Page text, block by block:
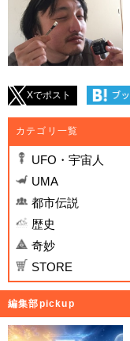
Xでポスト
カテゴリ一覧
UFO・宇宙人
UMA
都市伝説
歴史
奇妙
STORE
編集部pickup